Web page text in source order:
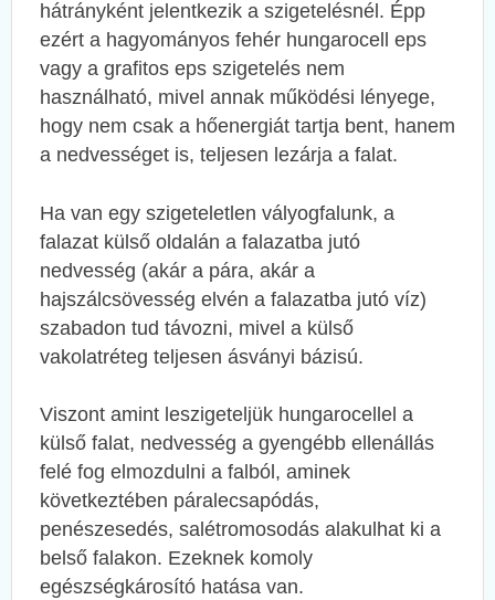
hátrányként jelentkezik a szigetelésnél. Épp
ezért a hagyományos fehér hungarocell eps
vagy a grafitos eps szigetelés nem
használható, mivel annak működési lényege,
hogy nem csak a hőenergiát tartja bent, hanem
a nedvességet is, teljesen lezárja a falat.
Ha van egy szigeteletlen vályogfalunk, a
falazat külső oldalán a falazatba jutó
nedvesség (akár a pára, akár a
hajszálcsövesség elvén a falazatba jutó víz)
szabadon tud távozni, mivel a külső
vakolatréteg teljesen ásványi bázisú.
Viszont amint leszigeteljük hungarocellel a
külső falat, nedvesség a gyengébb ellenállás
felé fog elmozdulni a falból, aminek
következtében páralecsapódás,
penészesedés, salétromosodás alakulhat ki a
belső falakon. Ezeknek komoly
egészségkárosító hatása van.